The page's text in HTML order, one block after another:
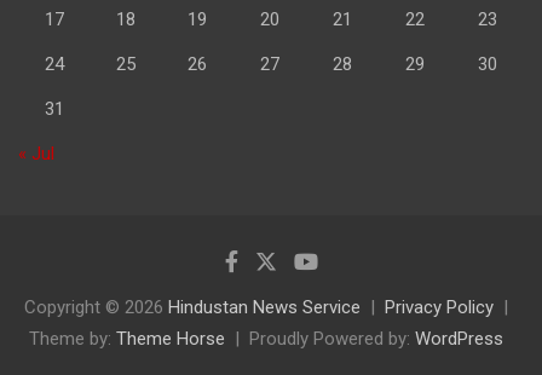
17 18 19 20 21 22 23
24 25 26 27 28 29 30
31
« Jul
Copyright © 2026 Hindustan News Service
Privacy Policy
Theme by: Theme Horse Proudly Powered by: WordPress